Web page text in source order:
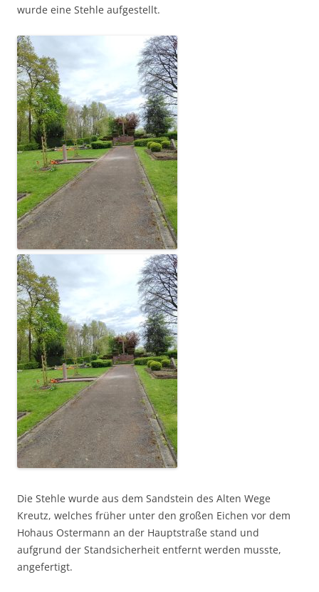
wurde eine Stehle aufgestellt.
Die Stehle wurde aus dem Sandstein des Alten Wege
Kreutz, welches früher unter den großen Eichen vor dem
Hohaus Ostermann an der Hauptstraße stand und
aufgrund der Standsicherheit entfernt werden musste,
angefertigt.